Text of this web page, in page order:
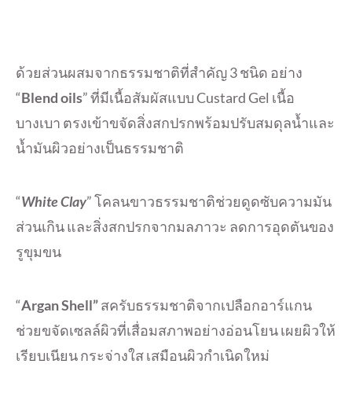
ด้วยส่วนผสมจากธรรมชาติที่สำคัญ 3 ชนิด อย่าง
“Blend oils” ที่มีเนื้อสัมผัสแบบ Custard Gel เนื้อ
บางเบา ตรงเข้าขจัดสิ่งสกปรกพร้อมปรับสมดุลน้ำและ
น้ำมันผิวอย่างเป็นธรรมชาติ
“White Clay” โคลนขาวธรรมชาติช่วยดูดซับความมัน
ส่วนเกิน และสิ่งสกปรกจากมลภาวะ ลดการอุดตันของ
รูขุมขน
“Argan Shell”สครับธรรมชาติจากเปลือกอาร์แกน
ช่วยขจัดเซลล์ผิวที่เสื่อมสภาพอย่างอ่อนโยน เผยผิวให้
เรียบเนียน กระจ่างใส เสมือนผิวกำเนิดใหม่